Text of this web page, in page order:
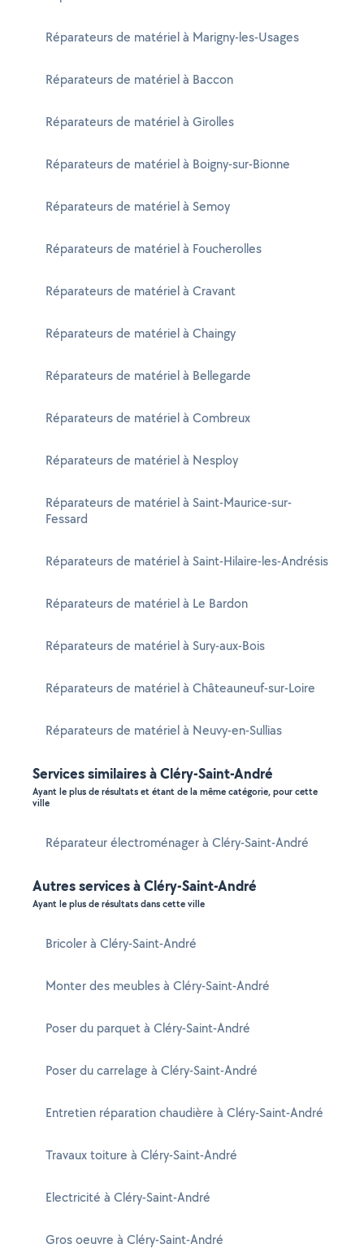
Réparateurs de matériel à Marigny-les-Usages
Réparateurs de matériel à Baccon
Réparateurs de matériel à Girolles
Réparateurs de matériel à Boigny-sur-Bionne
Réparateurs de matériel à Semoy
Réparateurs de matériel à Foucherolles
Réparateurs de matériel à Cravant
Réparateurs de matériel à Chaingy
Réparateurs de matériel à Bellegarde
Réparateurs de matériel à Combreux
Réparateurs de matériel à Nesploy
Réparateurs de matériel à Saint-Maurice-sur-
Fessard
Réparateurs de matériel à Saint-Hilaire-les-Andrésis
Réparateurs de matériel à Le Bardon
Réparateurs de matériel à Sury-aux-Bois
Réparateurs de matériel à Châteauneuf-sur-Loire
Réparateurs de matériel à Neuvy-en-Sullias
Services similaires à Cléry-Saint-André
Ayant le plus de résultats et étant de la même catégorie, pour cette
ville
Réparateur électroménager à Cléry-Saint-André
Autres services à Cléry-Saint-André
Ayant le plus de résultats dans cette ville
Bricoler à Cléry-Saint-André
Monter des meubles à Cléry-Saint-André
Poser du parquet à Cléry-Saint-André
Poser du carrelage à Cléry-Saint-André
Entretien réparation chaudière à Cléry-Saint-André
Travaux toiture à Cléry-Saint-André
Electricité à Cléry-Saint-André
Gros oeuvre à Cléry-Saint-André